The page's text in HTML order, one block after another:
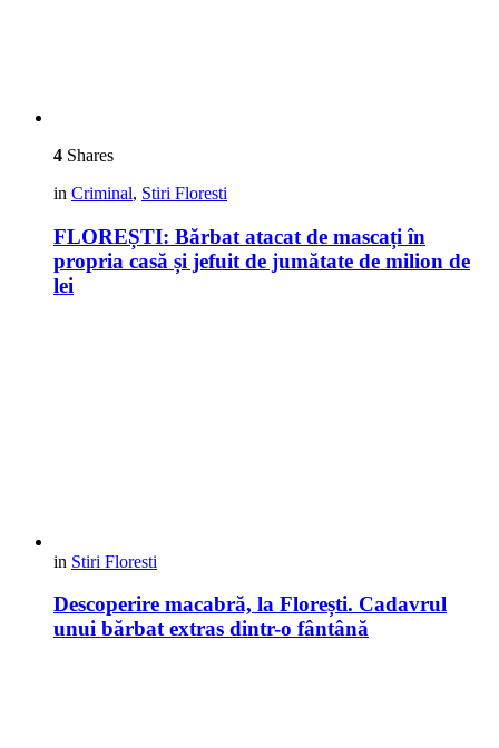
4 Shares
in Criminal, Stiri Floresti
FLOREȘTI: Bărbat atacat de mascați în
propria casă și jefuit de jumătate de milion de
lei
in Stiri Floresti
Descoperire macabră, la Florești. Cadavrul
unui bărbat extras dintr-o fântână